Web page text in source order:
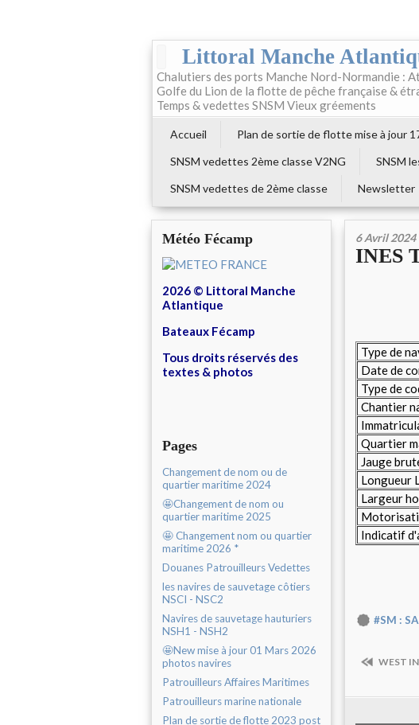
Littoral Manche
Chalutiers des ports Manche Nord-Normandie :
Golfe du Lion de la flotte de pêche française &
Temps & vedettes SNSM Vieux gréements
Accueil Plan de sortie de flotte mise à jour
SNSM vedettes 2ème classe V2NG
SNSM
SNSM vedettes de 2ème classe
Newsletter
Météo Fécamp
2026 © Littoral Manche
Atlantique
Bateaux Fécamp
Tous droits réservés des
textes & photos
Pages
Changement de nom ou de
quartier maritime 2024
🤩Changement de nom ou
quartier maritime 2025
🤩 Changement nom ou quartier
maritime 2026 *
Douanes Patrouilleurs Vedettes
les navires de sauvetage côtiers
NSCI - NSC2
Navires de sauvetage hauturiers
NSH1 - NSH2
🤩New mise à jour 01 Mars 2026
photos navires
Patrouilleurs Affaires Maritimes
Patrouilleurs marine nationale
Plan de sortie de flotte 2023 post
6 Avril 2024
INES
Type de
Date de
Type de
Chantier
Quartier
Jauge
Longueur
Largeur
Indicatif
#SM :
WEST